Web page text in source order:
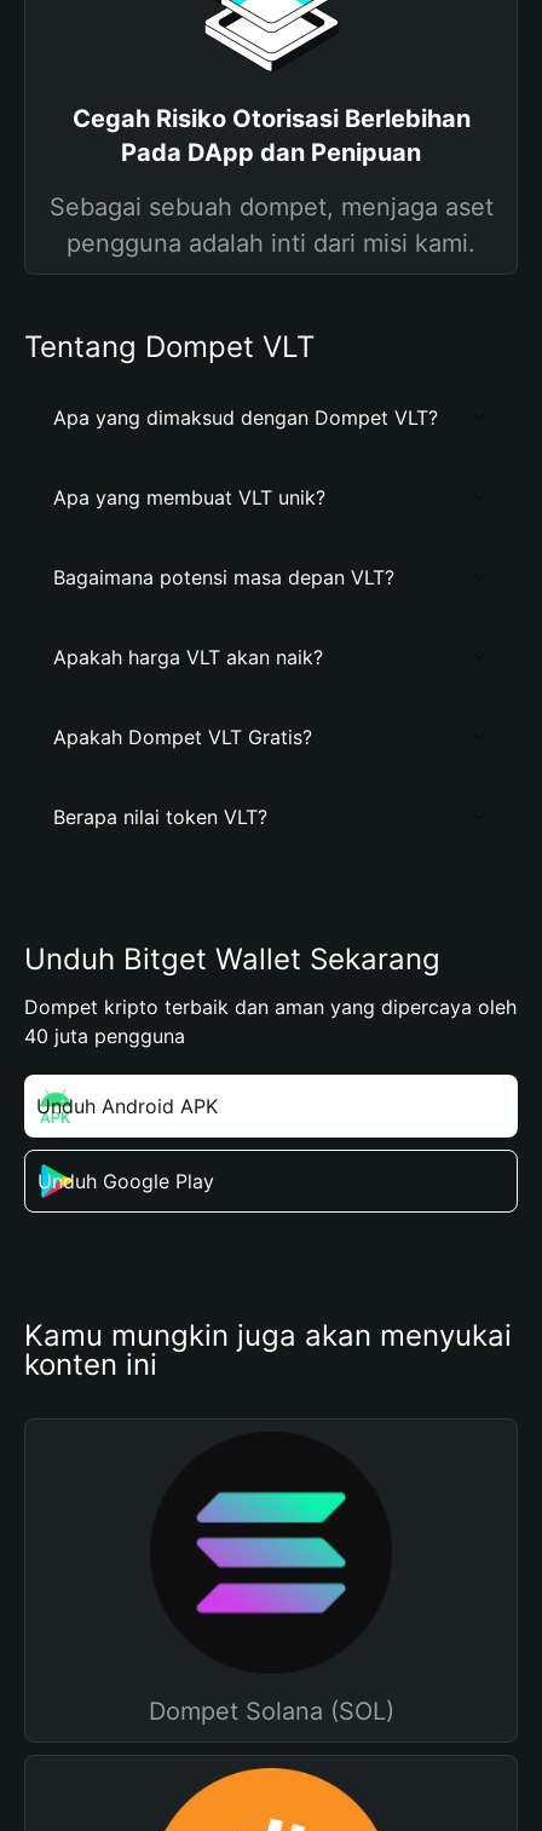
Cegah Risiko Otorisasi Berlebihan
Pada DApp dan Penipuan
Sebagai sebuah dompet, menjaga aset
pengguna adalah inti dari misi kami.
Tentang Dompet VLT
Apa yang dimaksud dengan Dompet VLT?
Apa yang membuat VLT unik?
Bagaimana potensi masa depan VLT?
Apakah harga VLT akan naik?
Apakah Dompet VLT Gratis?
Berapa nilai token VLT?
Unduh Bitget Wallet Sekarang
Dompet kripto terbaik dan aman yang dipercaya oleh
40 juta pengguna
Unduh Android APK
Unduh Google Play
Kamu mungkin juga akan menyukai
konten ini
Dompet Solana (SOL)